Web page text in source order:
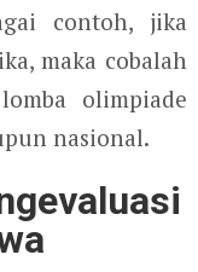
contoh, jika
maka cobalah
olimpiade
nasional.